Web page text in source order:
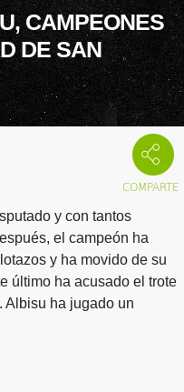
CAMPEONES
DE SAN
y con tantos
el campeón ha
y ha movido de su
último ha acusado el trote
Albisu ha jugado un